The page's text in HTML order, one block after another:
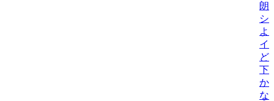
朗
シ
よ
イ
ど
下
か
な